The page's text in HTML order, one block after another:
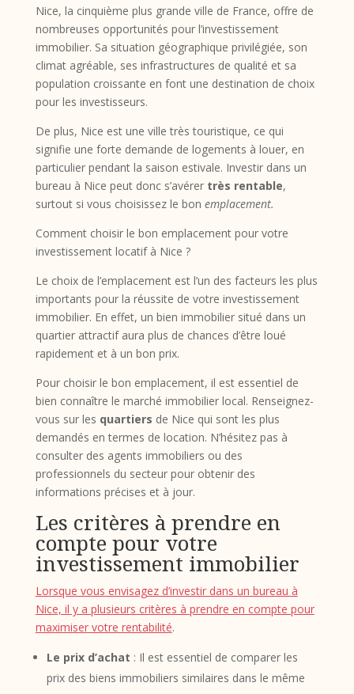
Nice, la cinquième plus grande ville de France, offre de
nombreuses opportunités pour l’investissement
immobilier. Sa situation géographique privilégiée, son
climat agréable, ses infrastructures de qualité et sa
population croissante en font une destination de choix
pour les investisseurs.
De plus, Nice est une ville très touristique, ce qui
signifie une forte demande de logements à louer, en
particulier pendant la saison estivale. Investir dans un
bureau à Nice peut donc s’avérer très rentable,
surtout si vous choisissez le bon emplacement.
Comment choisir le bon emplacement pour votre
investissement locatif à Nice ?
Le choix de l’emplacement est l’un des facteurs les plus
importants pour la réussite de votre investissement
immobilier. En effet, un bien immobilier situé dans un
quartier attractif aura plus de chances d’être loué
rapidement et à un bon prix.
Pour choisir le bon emplacement, il est essentiel de
bien connaître le marché immobilier local. Renseignez-
vous sur les quartiers de Nice qui sont les plus
demandés en termes de location. N’hésitez pas à
consulter des agents immobiliers ou des
professionnels du secteur pour obtenir des
informations précises et à jour.
Les critères à prendre en
compte pour votre
investissement immobilier
Lorsque vous envisagez d’investir dans un bureau à
Nice, il y a plusieurs critères à prendre en compte pour
maximiser votre rentabilité.
Le prix d’achat : Il est essentiel de comparer les
prix des biens immobiliers similaires dans le même